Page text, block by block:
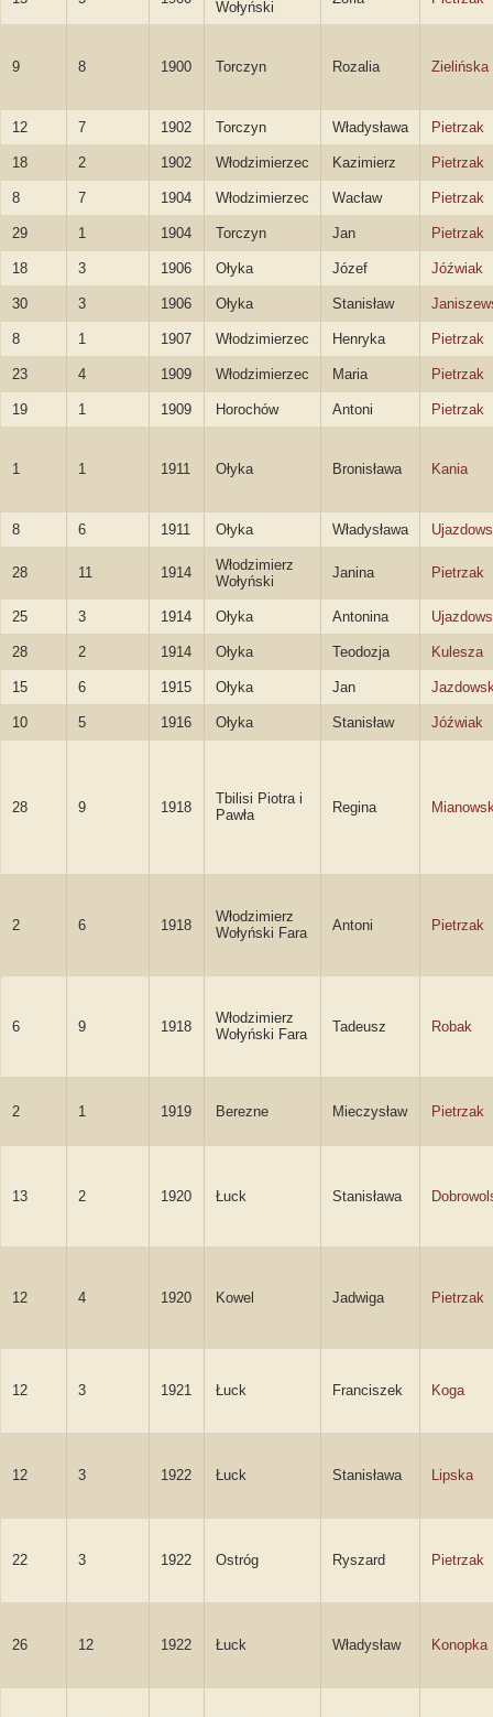
Wołyński
9 8 1900 Torczyn Rozalia Zielińska
12 7 1902 Torczyn Władysława Pietrzak
18 2 1902 Włodzimierzec Kazimierz Pietrzak
8 7 1904 Włodzimierzec Wacław Pietrzak
29 1 1904 Torczyn Jan Pietrzak
18 3 1906 Ołyka Józef Jóźwiak
30 3 1906 Ołyka Stanisław
8 1 1907 Włodzimierzec Henryka Pietrzak
23 4 1909 Włodzimierzec Maria Pietrzak
19 1 1909 Horochów Antoni Pietrzak
1 1 1911 Ołyka Bronisława Kania
8 6 1911 Ołyka Władysława
28 11 1914
Włodzimierz
Wołyński
Janina Pietrzak
25 3 1914 Ołyka Antonina
28 2 1914 Ołyka Teodozja Kulesza
15 6 1915 Ołyka Jan
10 5 1916 Ołyka Stanisław Jóźwiak
28 9 1918
Tbilisi Piotra i
Pawła
Regina
2 6 1918
Włodzimierz
Wołyński Fara
Antoni Pietrzak
6 9 1918
Włodzimierz
Wołyński Fara
Tadeusz Robak
2 1 1919 Berezne Mieczysław Pietrzak
13 2 1920 Łuck Stanisława
12 4 1920 Kowel Jadwiga Pietrzak
12 3 1921 Łuck Franciszek Koga
12 3 1922 Łuck Stanisława Lipska
22 3 1922 Ostróg Ryszard Pietrzak
26 12 1922 Łuck Władysław Konopka